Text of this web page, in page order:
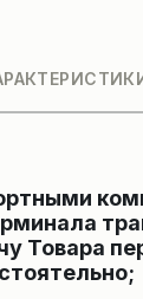
Товара